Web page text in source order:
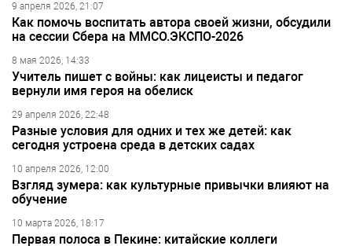
9 апреля 2026, 21:07
Как помочь воспитать автора своей жизни, обсудили
на сессии Сбера на ММСО.ЭКСПО-2026
8 мая 2026, 14:33
Учитель пишет с войны: как лицеисты и педагог
вернули имя героя на обелиск
29 апреля 2026, 22:48
Разные условия для одних и тех же детей: как
сегодня устроена среда в детских садах
10 апреля 2026, 12:00
Взгляд зумера: как культурные привычки влияют на
обучение
10 марта 2026, 18:17
Первая полоса в Пекине: китайские коллеги